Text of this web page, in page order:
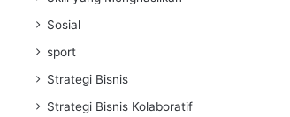
Sosial
sport
Strategi Bisnis
Strategi Bisnis Kolaboratif